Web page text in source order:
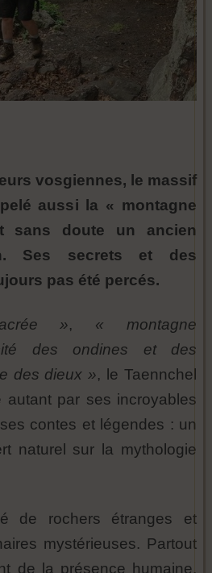
vosgiennes, le massif
aussi la « montagne
sans doute un ancien
Ses secrets et des
pas été percés.
», « montagne
des ondines et des
des dieux », le Taennchel
autant par ses incroyables
contes et légendes : un
naturel sur la mythologie
de rochers étranges et
mystérieuses. Partout
de la présence humaine.